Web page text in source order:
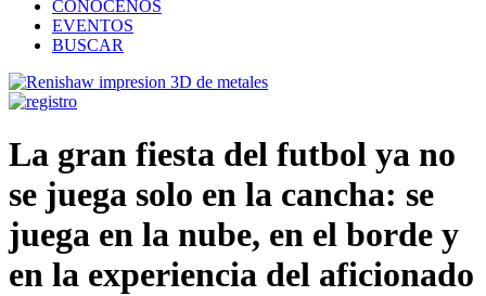
CONOCENOS
EVENTOS
BUSCAR
La gran fiesta del futbol ya no
se juega solo en la cancha: se
juega en la nube, en el borde y
en la experiencia del aficionado